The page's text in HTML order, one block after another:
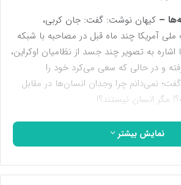
– کیهان نوشت: گفت: جان کربی،
آمریکا چند ماه قبل در مصاحبه با شبکه
اشاره به تصویر چند جسد از نظامیان اوکراین،
و در حالی که سعی می‌کرد خود را
نمی‌دانم چرا وجدان انسان‌ها در مقابل
مگر انسان نیستند؟!
خودشون جنگ اوکراین را راه
کشور را گوشت دم توپ کرده‌اند و حالا برای
اشک تمساح می‌ریزند!
نمایش بیشتر